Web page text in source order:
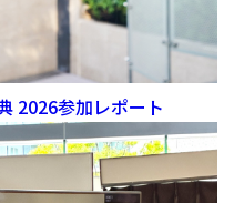
2026参加レポート